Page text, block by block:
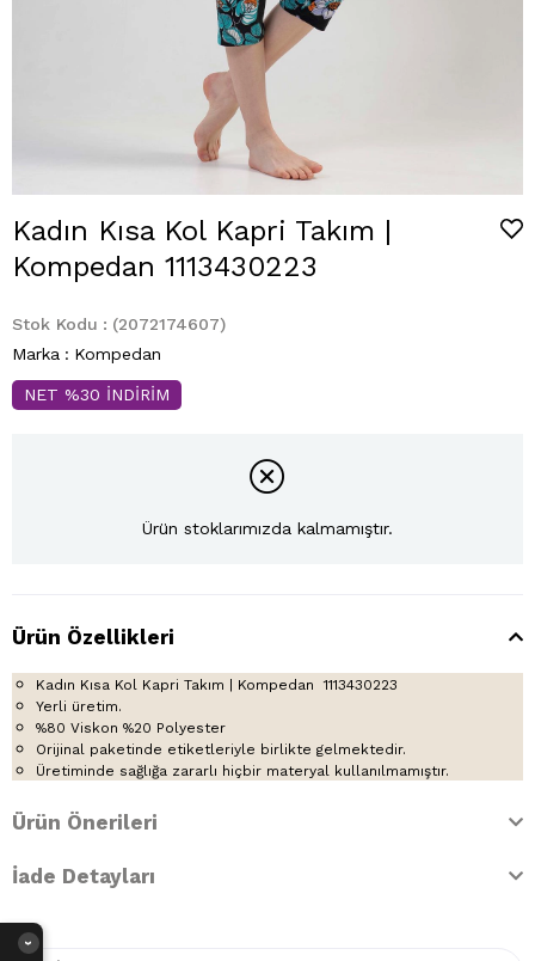
Kadın Kısa Kol Kapri Takım |
Kompedan 1113430223
Stok Kodu
(2072174607)
Marka : Kompedan
NET %30 İNDİRİM
Ürün stoklarımızda kalmamıştır.
Ürün Özellikleri
Kadın Kısa Kol Kapri Takım | Kompedan 1113430223
Yerli üretim.
%80 Viskon %20 Polyester
Orijinal paketinde etiketleriyle birlikte gelmektedir.
Üretiminde sağlığa zararlı hiçbir materyal kullanılmamıştır.
Ürün Önerileri
İade Detayları
›